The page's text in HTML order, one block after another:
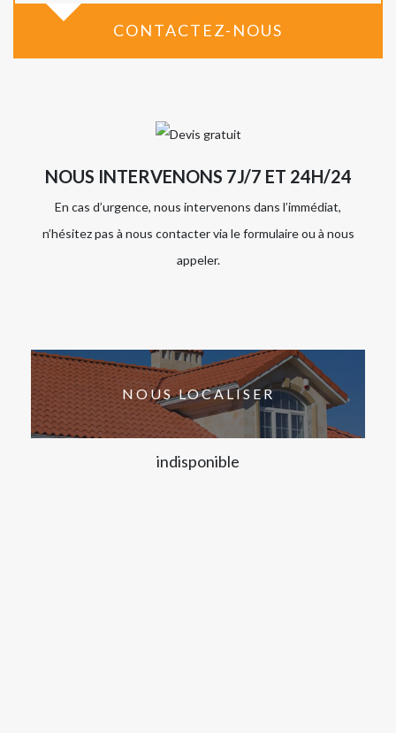
CONTACTEZ-NOUS
NOUS INTERVENONS 7J/7 ET 24H/24
En cas d’urgence, nous intervenons dans l’immédiat,
n’hésitez pas à nous contacter via le formulaire ou à nous
appeler.
NOUS LOCALISER
indisponible